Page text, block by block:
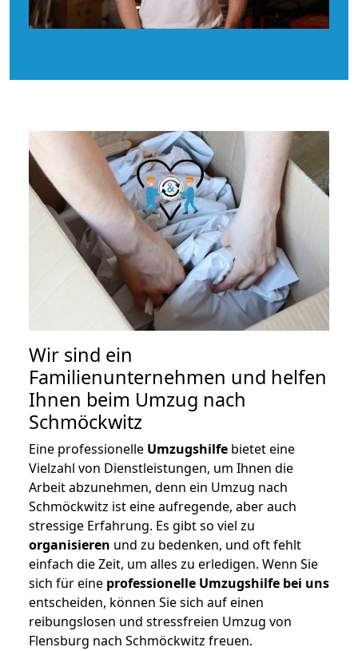
Wir sind ein
Familienunternehmen und helfen
Ihnen beim Umzug nach
Schmöckwitz
Eine professionelle Umzugshilfe bietet eine
Vielzahl von Dienstleistungen, um Ihnen die
Arbeit abzunehmen, denn ein Umzug nach
Schmöckwitz ist eine aufregende, aber auch
stressige Erfahrung. Es gibt so viel zu
organisieren und zu bedenken, und oft fehlt
einfach die Zeit, um alles zu erledigen. Wenn Sie
sich für eine professionelle Umzugshilfe bei uns
entscheiden, können Sie sich auf einen
reibungslosen und stressfreien Umzug von
Flensburg nach Schmöckwitz freuen.